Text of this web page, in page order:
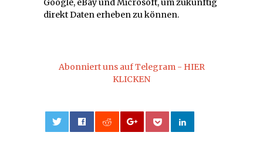
Google, eBay und Microsoft, um zukünftig
direkt Daten erheben zu können.
Abonniert uns auf Telegram - HIER
KLICKEN